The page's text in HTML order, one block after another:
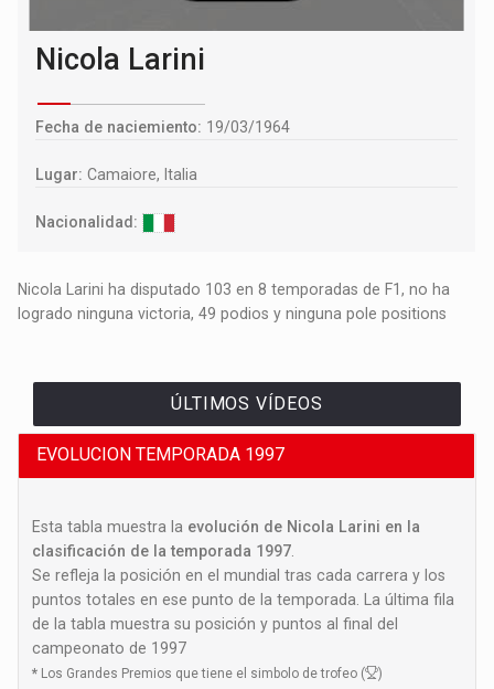
Nicola Larini
Fecha de naciemiento: 19/03/1964
Lugar: Camaiore, Italia
Nacionalidad:
Nicola Larini ha disputado 103 en 8 temporadas de F1, no ha
logrado ninguna victoria, 49 podios y ninguna pole positions
ÚLTIMOS VÍDEOS
EVOLUCION TEMPORADA 1997
Esta tabla muestra la evolución de Nicola Larini en la
clasificación de la temporada 1997
Se refleja la posición en el mundial tras cada carrera y los
puntos totales en ese punto de la temporada. La última fila
de la tabla muestra su posición y puntos al final del
campeonato de 1997
* Los Grandes Premios que tiene el simbolo de trofeo (
)